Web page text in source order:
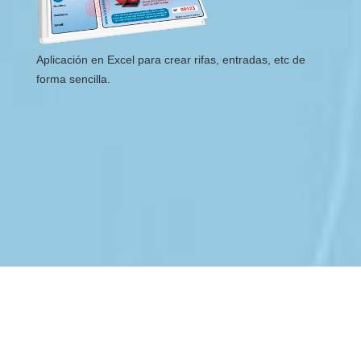
Aplicación en Excel para crear rifas, entradas, etc de
forma sencilla.